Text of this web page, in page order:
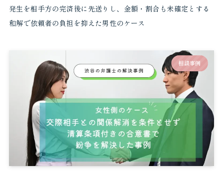
発生を相手方の完済後に先送りし、金額・割合も未確定とする
和解で依頼者の負担を抑えた男性のケース
相談事例